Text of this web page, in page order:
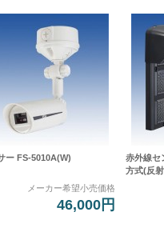
ー FS-5010A(W)
メーカー希望小売価格
46,000円
赤外線セ
方式(反